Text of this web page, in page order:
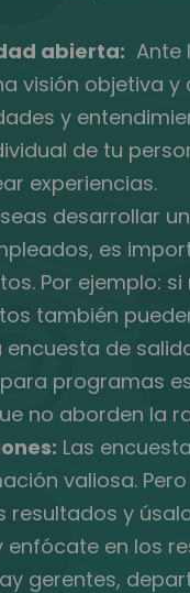
abierta: Ante
visión objetiva
y
de tu
experiencias.
desarrollar
es
Por ejemplo:
también
de
programas
no aborden la
Las
valiosa.
resultados y
en los
gerentes,